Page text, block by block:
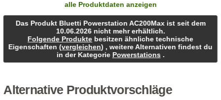
alle Produktdaten anzeigen
Das Produkt Bluetti Powerstation AC200Max ist seit dem
10.06.2026 nicht mehr erhältlich.
Folgende Produkte besitzen ähnliche technische
Eigenschaften (vergleichen) , weitere Alternativen findest du
in der Kategorie Powerstations .
Alternative Produktvorschläge